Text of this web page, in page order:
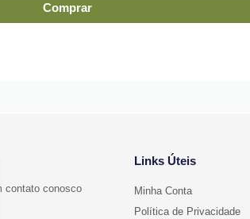
Comprar
contato conosco
Links Úteis
Minha Conta
Política de Privacidade